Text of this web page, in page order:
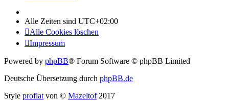
Alle Zeiten sind UTC+02:00
Alle Cookies löschen
Impressum
Powered by phpBB® Forum Software © phpBB Limited
Deutsche Übersetzung durch phpBB.de
Style proflat von © Mazeltof2017